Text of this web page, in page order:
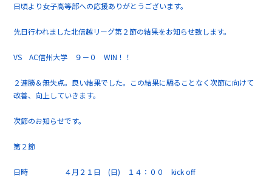
日頃より女子高等部への応援ありがとうございます。
先日行われました北信越リーグ第２節の結果をお知らせ致します。
VS AC信州大学 ９－０ WIN！！
２連勝＆無失点。良い結果でした。この結果に驕ることなく次節に向けて
改善、向上していきます。
次節のお知らせです。
第２節
日時 ４月２１日 (日) １４：００ kick off